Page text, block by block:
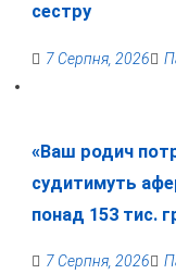
сестру
7 Серпня, 2026
«Ваш родич
судитимуть
понад 153 тис.
7 Серпня, 2026